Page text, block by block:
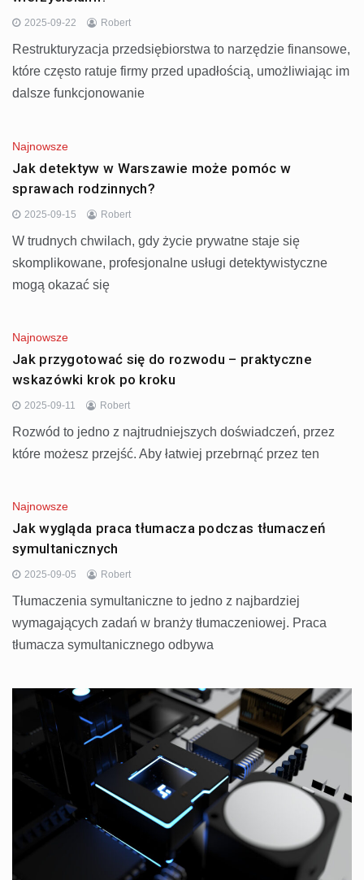
2025-09-22 Robert
Restrukturyzacja przedsiębiorstwa to narzędzie finansowe,
które często ratuje firmy przed upadłością, umożliwiając im
dalsze funkcjonowanie
Najnowsze
Jak detektyw w Warszawie może pomóc w
sprawach rodzinnych?
2025-09-15 Robert
W trudnych chwilach, gdy życie prywatne staje się
skomplikowane, profesjonalne usługi detektywistyczne
mogą okazać się
Najnowsze
Jak przygotować się do rozwodu – praktyczne
wskazówki krok po kroku
2025-09-11 Robert
Rozwód to jedno z najtrudniejszych doświadczeń, przez
które możesz przejść. Aby łatwiej przebrnąć przez ten
Najnowsze
Jak wygląda praca tłumacza podczas tłumaczeń
symultanicznych
2025-09-05 Robert
Tłumaczenia symultaniczne to jedno z najbardziej
wymagających zadań w branży tłumaczeniowej. Praca
tłumacza symultanicznego odbywa